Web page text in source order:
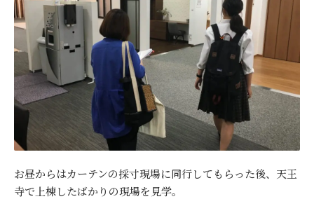
お昼からはカーテンの採寸現場に同行してもらった後、天王
寺で上棟したばかりの現場を見学。